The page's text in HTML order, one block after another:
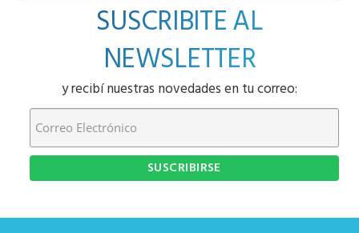
SUSCRIBITE AL
NEWSLETTER
y recibí nuestras novedades en tu correo: